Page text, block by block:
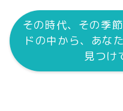
その時代、その季
ドの中から、あな
見つけ